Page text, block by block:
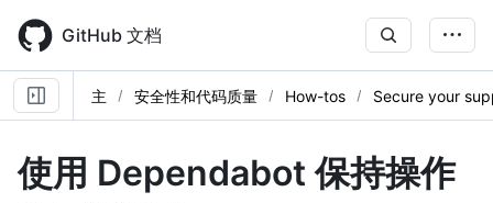
main
content
GitHub 文档
主 安全性和代码质量 How-tos Secure your
使用 Dependabot 保持操作